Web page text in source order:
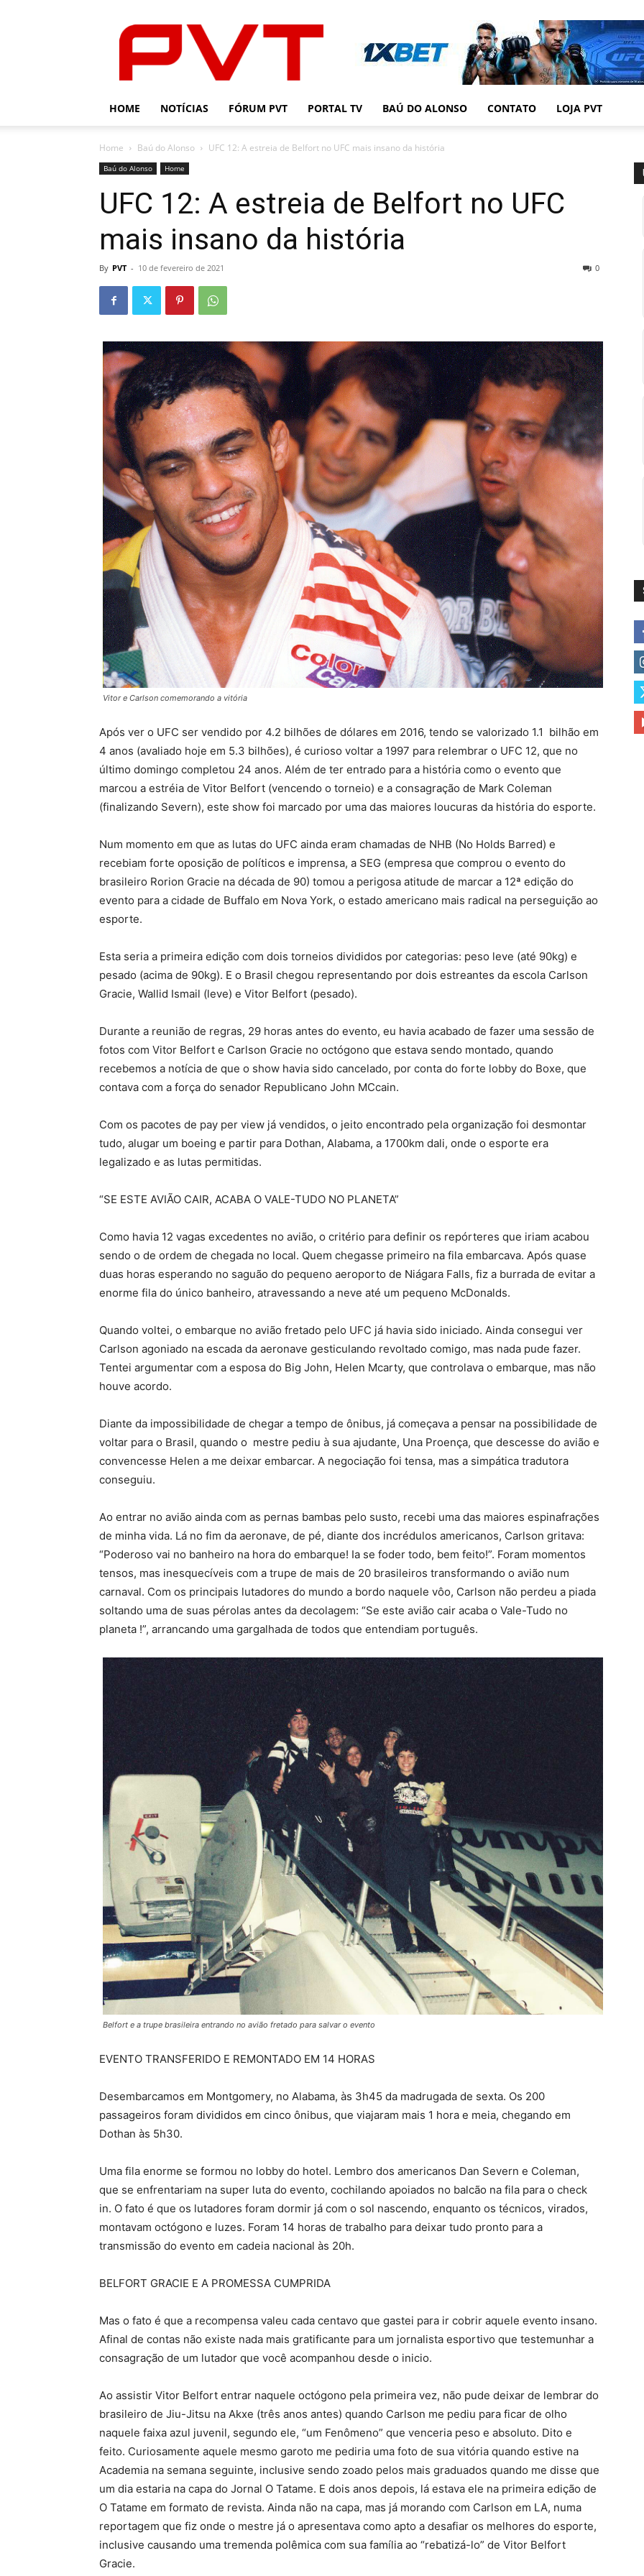
HOME NOTÍCIAS FÓRUM PVT PORTAL TV BAÚ DO ALONSO CONTATO LOJA PVT
Home Baú do Alonso UFC 12: A estreia de Belfort no UFC mais insano da história
Baú do Alonso Home
UFC 12: A estreia de Belfort no UFC
mais insano da história
By PVT - 10 de fevereiro de 2021 0
Vitor e Carlson comemorando a vitória
Após ver o UFC ser vendido por 4.2 bilhões de dólares em 2016, tendo se valorizado 1.1 bilhão em
4 anos (avaliado hoje em 5.3 bilhões), é curioso voltar a 1997 para relembrar o UFC 12, que no
último domingo completou 24 anos. Além de ter entrado para a história como o evento que
marcou a estréia de Vitor Belfort (vencendo o torneio) e a consagração de Mark Coleman
(finalizando Severn), este show foi marcado por uma das maiores loucuras da história do esporte.
Num momento em que as lutas do UFC ainda eram chamadas de NHB (No Holds Barred) e
recebiam forte oposição de políticos e imprensa, a SEG (empresa que comprou o evento do
brasileiro Rorion Gracie na década de 90) tomou a perigosa atitude de marcar a 12ª edição do
evento para a cidade de Buffalo em Nova York, o estado americano mais radical na perseguição ao
esporte.
Esta seria a primeira edição com dois torneios divididos por categorias: peso leve (até 90kg) e
pesado (acima de 90kg). E o Brasil chegou representando por dois estreantes da escola Carlson
Gracie, Wallid Ismail (leve) e Vitor Belfort (pesado).
Durante a reunião de regras, 29 horas antes do evento, eu havia acabado de fazer uma sessão de
fotos com Vitor Belfort e Carlson Gracie no octógono que estava sendo montado, quando
recebemos a notícia de que o show havia sido cancelado, por conta do forte lobby do Boxe, que
contava com a força do senador Republicano John MCcain.
Com os pacotes de pay per view já vendidos, o jeito encontrado pela organização foi desmontar
tudo, alugar um boeing e partir para Dothan, Alabama, a 1700km dali, onde o esporte era
legalizado e as lutas permitidas.
“SE ESTE AVIÃO CAIR, ACABA O VALE-TUDO NO PLANETA”
Como havia 12 vagas excedentes no avião, o critério para definir os repórteres que iriam acabou
sendo o de ordem de chegada no local. Quem chegasse primeiro na fila embarcava. Após quase
duas horas esperando no saguão do pequeno aeroporto de Niágara Falls, fiz a burrada de evitar a
enorme fila do único banheiro, atravessando a neve até um pequeno McDonalds.
Quando voltei, o embarque no avião fretado pelo UFC já havia sido iniciado. Ainda consegui ver
Carlson agoniado na escada da aeronave gesticulando revoltado comigo, mas nada pude fazer.
Tentei argumentar com a esposa do Big John, Helen Mcarty, que controlava o embarque, mas não
houve acordo.
Diante da impossibilidade de chegar a tempo de ônibus, já começava a pensar na possibilidade de
voltar para o Brasil, quando o mestre pediu à sua ajudante, Una Proença, que descesse do avião e
convencesse Helen a me deixar embarcar. A negociação foi tensa, mas a simpática tradutora
conseguiu.
Ao entrar no avião ainda com as pernas bambas pelo susto, recebi uma das maiores espinafrações
de minha vida. Lá no fim da aeronave, de pé, diante dos incrédulos americanos, Carlson gritava:
“Poderoso vai no banheiro na hora do embarque! Ia se foder todo, bem feito!”. Foram momentos
tensos, mas inesquecíveis com a trupe de mais de 20 brasileiros transformando o avião num
carnaval. Com os principais lutadores do mundo a bordo naquele vôo, Carlson não perdeu a piada
soltando uma de suas pérolas antes da decolagem: “Se este avião cair acaba o Vale-Tudo no
planeta !”, arrancando uma gargalhada de todos que entendiam português.
Belfort e a trupe brasileira entrando no avião fretado para salvar o evento
EVENTO TRANSFERIDO E REMONTADO EM 14 HORAS
Desembarcamos em Montgomery, no Alabama, às 3h45 da madrugada de sexta. Os 200
passageiros foram divididos em cinco ônibus, que viajaram mais 1 hora e meia, chegando em
Dothan às 5h30.
Uma fila enorme se formou no lobby do hotel. Lembro dos americanos Dan Severn e Coleman,
que se enfrentariam na super luta do evento, cochilando apoiados no balcão na fila para o check
in. O fato é que os lutadores foram dormir já com o sol nascendo, enquanto os técnicos, virados,
montavam octógono e luzes. Foram 14 horas de trabalho para deixar tudo pronto para a
transmissão do evento em cadeia nacional às 20h.
BELFORT GRACIE E A PROMESSA CUMPRIDA
Mas o fato é que a recompensa valeu cada centavo que gastei para ir cobrir aquele evento insano.
Afinal de contas não existe nada mais gratificante para um jornalista esportivo que testemunhar a
consagração de um lutador que você acompanhou desde o inicio.
Ao assistir Vitor Belfort entrar naquele octógono pela primeira vez, não pude deixar de lembrar do
brasileiro de Jiu-Jitsu na Akxe (três anos antes) quando Carlson me pediu para ficar de olho
naquele faixa azul juvenil, segundo ele, “um Fenômeno” que venceria peso e absoluto. Dito e
feito. Curiosamente aquele mesmo garoto me pediria uma foto de sua vitória quando estive na
Academia na semana seguinte, inclusive sendo zoado pelos mais graduados quando me disse que
um dia estaria na capa do Jornal O Tatame. E dois anos depois, lá estava ele na primeira edição de
O Tatame em formato de revista. Ainda não na capa, mas já morando com Carlson em LA, numa
reportagem que fiz onde o mestre já o apresentava como apto a desafiar os melhores do esporte,
inclusive causando uma tremenda polêmica com sua família ao “rebatizá-lo” de Vitor Belfort
Gracie.